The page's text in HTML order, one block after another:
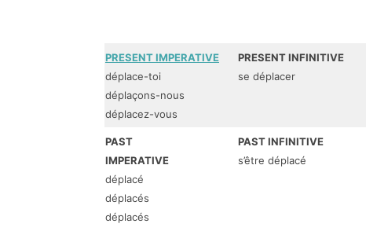
PRESENT IMPERATIVE
déplace-toi
déplaçons-nous
déplacez-vous
PRESENT INFINITIVE
se déplacer
PAST
IMPERATIVE
déplacé
déplacés
déplacés
PAST INFINITIVE
s’être déplacé